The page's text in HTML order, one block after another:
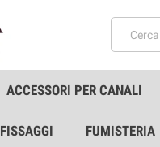
ACCESSORI PER CANALI
FISSAGGI FUMISTERIA